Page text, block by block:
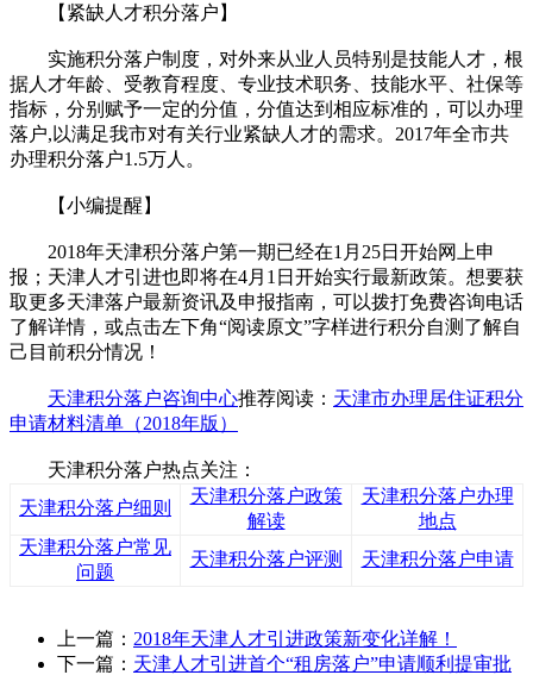
【紧缺人才积分落户】
实施积分落户制度，对外来从业人员特别是技能人才，根
据人才年龄、受教育程度、专业技术职务、技能水平、社保等
指标，分别赋予一定的分值，分值达到相应标准的，可以办理
落户,以满足我市对有关行业紧缺人才的需求。2017年全市共
办理积分落户1.5万人。
【小编提醒】
2018年天津积分落户第一期已经在1月25日开始网上申
报；天津人才引进也即将在4月1日开始实行最新政策。想要获
取更多天津落户最新资讯及申报指南，可以拨打免费咨询电话
了解详情，或点击左下角“阅读原文”字样进行积分自测了解自
己目前积分情况！
天津积分落户咨询中心推荐阅读： 天津市办理居住证积分
申请材料清单（2018年版）
天津积分落户热点关注：
天津积分落户细则
天津积分落户政策
解读
天津积分落户办理
地点
天津积分落户常见
问题
天津积分落户评测 天津积分落户申请
上一篇： 2018年天津人才引进政策新变化详解！
下一篇： 天津人才引进首个“租房落户”申请顺利提审批